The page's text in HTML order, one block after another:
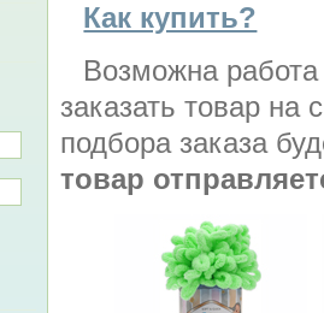
Как купить?
Возможна
заказать товар на
подбора заказа
товар